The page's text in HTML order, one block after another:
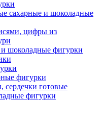
сахарные и шоколадные
цифры из
шоколадные фигурки
фигурки
сердечки готовые
фигурки